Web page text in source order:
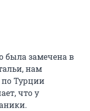
была замечена в
нам
по Турции
что у